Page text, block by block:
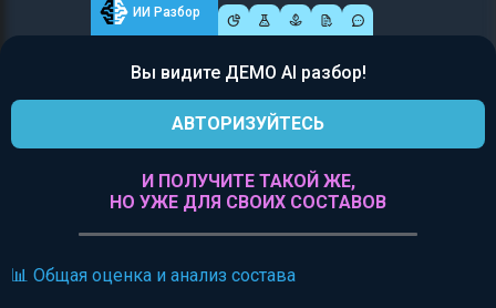
ИИ Разбор
Вы видите ДЕМО AI разбор!
АВТОРИЗУЙТЕСЬ
И ПОЛУЧИТЕ ТАКОЙ ЖЕ,
НО УЖЕ ДЛЯ СВОИХ СОСТАВОВ
📊 Общая оценка и анализ состава